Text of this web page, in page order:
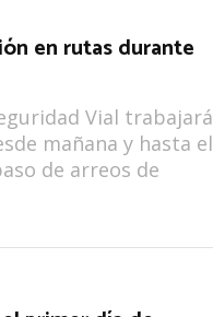
en rutas durante
Vial trabajará
mañana y hasta el
de arreos de